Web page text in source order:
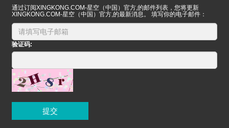
通过订阅XINGKONG.COM-星空（中国）官方,的邮件列表，您将更新
XINGKONG.COM-星空（中国）官方,的最新消息。 填写你的电子邮件：
验证码:
提交